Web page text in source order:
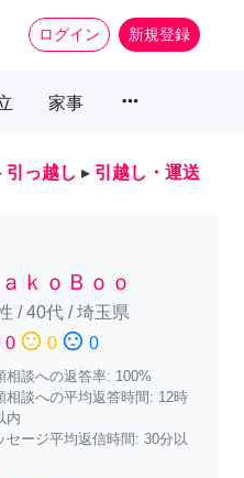
ログイン 新規登録
家事 more_horiz
引っ越し ▸ 引越し・運送
ｋｏＢｏｏ
/40代/埼玉県
0 sentiment_neutral 0 sentiment_dissatisfied 0
相談への返答率: 100%
相談への平均返答時間: 12時
内
セージ平均返信時間: 30分以